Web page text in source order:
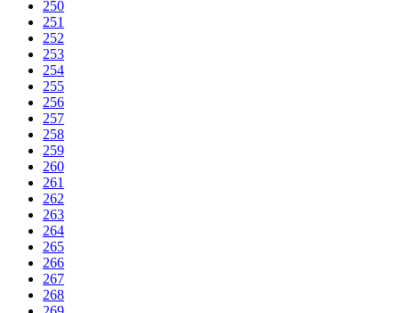
250
251
252
253
254
255
256
257
258
259
260
261
262
263
264
265
266
267
268